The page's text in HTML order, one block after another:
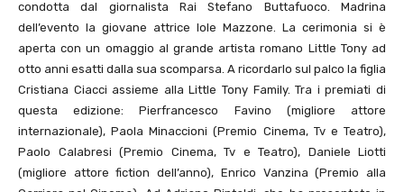
condotta dal giornalista Rai Stefano Buttafuoco. Madrina
dell’evento la giovane attrice Iole Mazzone. La cerimonia si è
aperta con un omaggio al grande artista romano Little Tony ad
otto anni esatti dalla sua scomparsa. A ricordarlo sul palco la figlia
Cristiana Ciacci assieme alla Little Tony Family. Tra i premiati di
questa edizione: Pierfrancesco Favino (migliore attore
internazionale), Paola Minaccioni (Premio Cinema, Tv e Teatro),
Paolo Calabresi (Premio Cinema, Tv e Teatro), Daniele Liotti
(migliore attore fiction dell’anno), Enrico Vanzina (Premio alla